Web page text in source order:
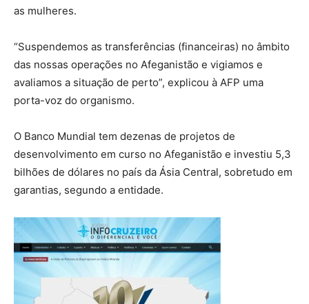
as mulheres.
“Suspendemos as transferências (financeiras) no âmbito
das nossas operações no Afeganistão e vigiamos e
avaliamos a situação de perto”, explicou à AFP uma
porta-voz do organismo.
O Banco Mundial tem dezenas de projetos de
desenvolvimento em curso no Afeganistão e investiu 5,3
bilhões de dólares no país da Ásia Central, sobretudo em
garantias, segundo a entidade.